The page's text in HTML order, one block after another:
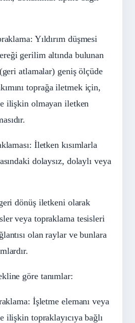
Yıldırım düşmesi
gerilim altında bulunan
atlamalar) geniş ölçüde
toprağa iletmek için,
ilişkin olmayan iletken
İletken kısımlarla
dolaysız, dolaylı veya
dönüş iletkeni olarak
veya topraklama tesisleri
olan raylar ve bunlara
göre tanımlar:
İşletme elemanı veya
ilişkin topraklayıcıya bağlı